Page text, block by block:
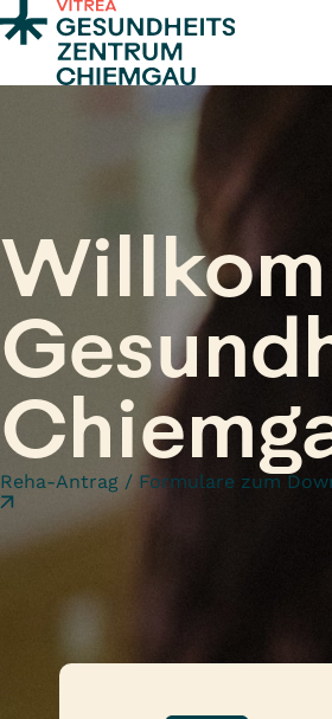
Zum Inhalt springen
Reha-Antrag / Formulare zum